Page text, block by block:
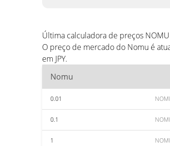
Última calculadora de preços NOMU
O preço de mercado do Nomu é
em JPY.
Nomu
0.01
0.1
1